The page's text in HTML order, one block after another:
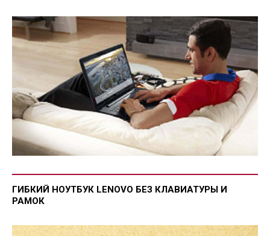
ГИБКИЙ НОУТБУК LENOVO БЕЗ КЛАВИАТУРЫ И
РАМОК